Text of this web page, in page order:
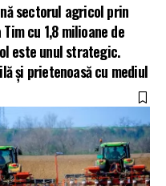
sectorul agricol prin
cu 1,8 milioane de
este unul strategic.
și prietenoasă cu mediul